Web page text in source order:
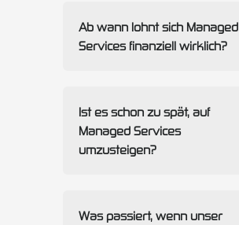
Ab wann lohnt sich Managed
Services finanziell wirklich?
Ist es schon zu spät, auf
Managed Services
umzusteigen?
Was passiert, wenn unser